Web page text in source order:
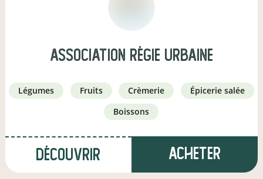
Association Régie Urbaine
légumes fruits crèmerie
épicerie salée
boissons
Découvrir Acheter